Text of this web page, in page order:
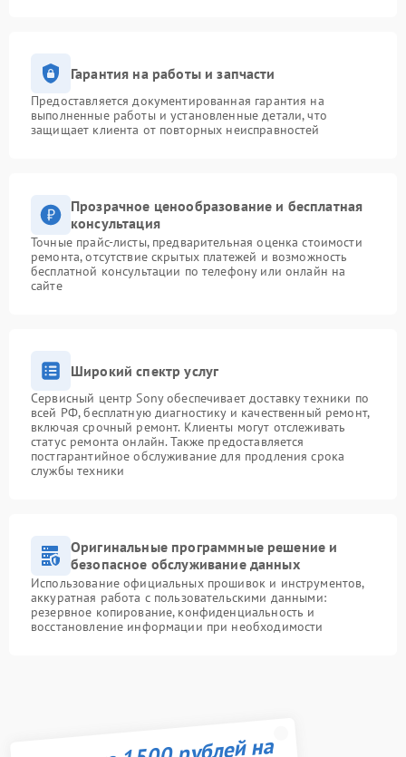
Гарантия на работы и запчасти
Предоставляется документированная гарантия на
выполненные работы и установленные детали, что
защищает клиента от повторных неисправностей
Прозрачное ценообразование и бесплатная
консультация
Точные прайс-листы, предварительная оценка стоимости
ремонта, отсутствие скрытых платежей и возможность
бесплатной консультации по телефону или онлайн на
сайте
Широкий спектр услуг
Сервисный центр Sony обеспечивает доставку техники по
всей РФ, бесплатную диагностику и качественный ремонт,
включая срочный ремонт. Клиенты могут отслеживать
статус ремонта онлайн. Также предоставляется
постгарантийное обслуживание для продления срока
службы техники
Оригинальные программные решение и
безопасное обслуживание данных
Использование официальных прошивок и инструментов,
аккуратная работа с пользовательскими данными:
резервное копирование, конфиденциальность и
восстановление информации при необходимости